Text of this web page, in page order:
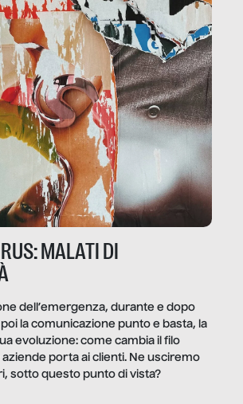
MALATI DI
dell’emergenza, durante e dopo
poi la comunicazione punto e basta, la
evoluzione: come cambia il filo
porta ai clienti. Ne usciremo
sotto questo punto di vista?